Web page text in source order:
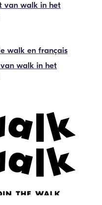
van walk in het
walk en français
walk in het